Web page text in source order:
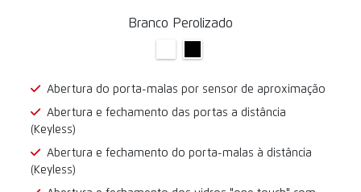
Branco Perolizado
Abertura do porta-malas por sensor de aproximação
Abertura e fechamento das portas a distância
(Keyless)
Abertura e fechamento do porta-malas à distância
(Keyless)